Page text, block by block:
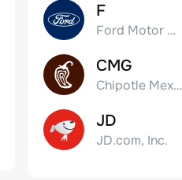
F
Ford Motor Company
CMG
Chipotle Mexican Grill, Inc.
JD
JD.com, Inc.